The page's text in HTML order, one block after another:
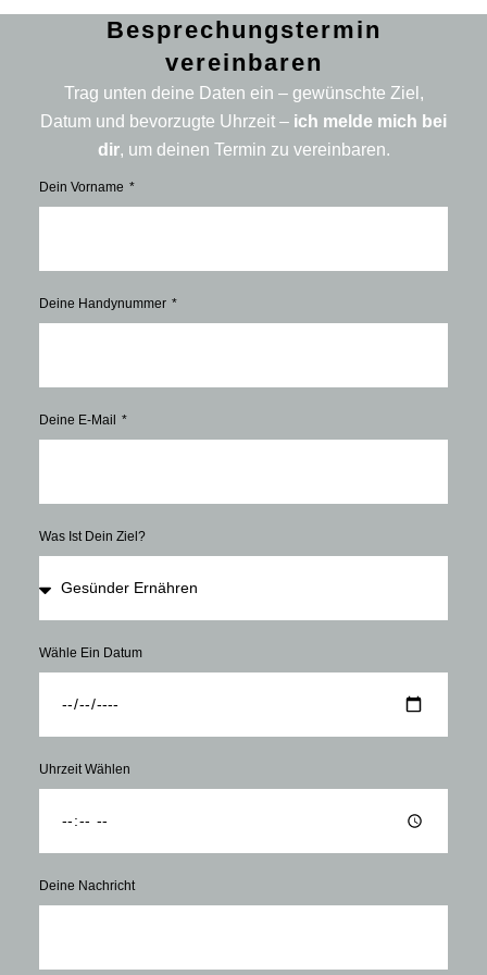
Besprechungstermin
vereinbaren
Trag unten deine Daten ein – gewünschte Ziel,
Datum und bevorzugte Uhrzeit – ich melde mich bei
dir, um deinen Termin zu vereinbaren.
Dein Vorname
Deine Handynummer
Deine E-Mail
Was Ist Dein Ziel?
Wähle Ein Datum
Uhrzeit Wählen
Deine Nachricht